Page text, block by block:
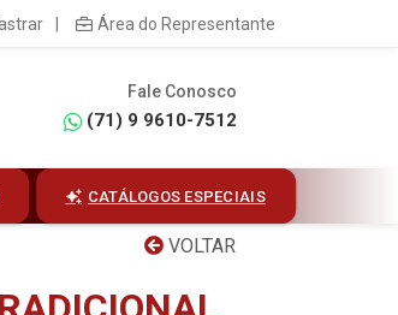
| Área do Representante
Fale Conosco
(71) 9 9610-7512
CATÁLOGOS ESPECIAIS
VOLTAR